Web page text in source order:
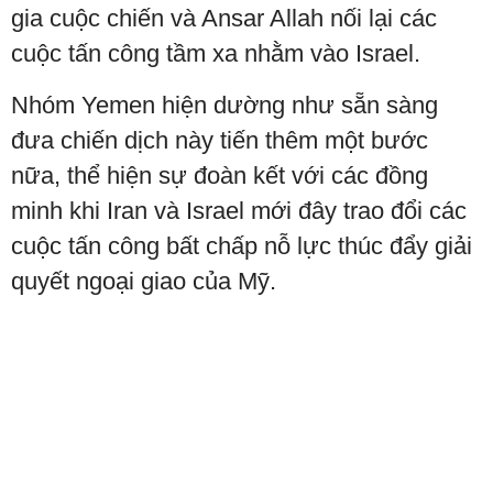
gia cuộc chiến và Ansar Allah nối lại các
cuộc tấn công tầm xa nhằm vào Israel.
Nhóm Yemen hiện dường như sẵn sàng
đưa chiến dịch này tiến thêm một bước
nữa, thể hiện sự đoàn kết với các đồng
minh khi Iran và Israel mới đây trao đổi các
cuộc tấn công bất chấp nỗ lực thúc đẩy giải
quyết ngoại giao của Mỹ.